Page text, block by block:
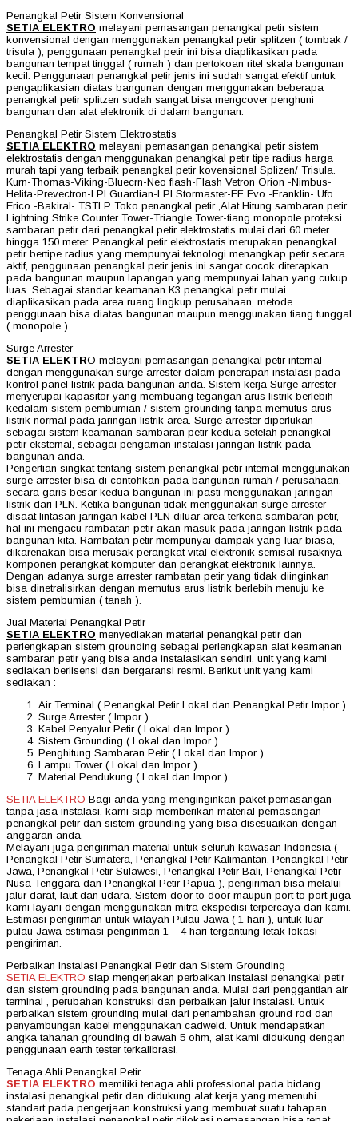
Penangkal Petir Sistem Konvensional
SETIA ELEKTRO melayani pemasangan penangkal petir sistem
konvensional dengan menggunakan penangkal petir splitzen ( tombak /
trisula ), penggunaan penangkal petir ini bisa diaplikasikan pada
bangunan tempat tinggal ( rumah ) dan pertokoan ritel skala bangunan
kecil. Penggunaan penangkal petir jenis ini sudah sangat efektif untuk
pengaplikasian diatas bangunan dengan menggunakan beberapa
penangkal petir splitzen sudah sangat bisa mengcover penghuni
bangunan dan alat elektronik di dalam bangunan.
Penangkal Petir Sistem Elektrostatis
SETIA ELEKTRO melayani pemasangan penangkal petir sistem
elektrostatis dengan menggunakan penangkal petir tipe radius harga
murah tapi yang terbaik penangkal petir kovensional Splizen/ Trisula.
Kurn-Thomas-Viking-Bluecrn-Neo flash-Flash Vetron Orion -Nimbus-
Helita-Prevectron-LPI Guardian-LPI Stormaster-EF Evo -Franklin- Ufo
Erico -Bakiral- TSTLP Toko penangkal petir ,Alat Hitung sambaran petir
Lightning Strike Counter Tower-Triangle Tower-tiang monopole proteksi
sambaran petir dari penangkal petir elektrostatis mulai dari 60 meter
hingga 150 meter. Penangkal petir elektrostatis merupakan penangkal
petir bertipe radius yang mempunyai teknologi menangkap petir secara
aktif, penggunaan penangkal petir jenis ini sangat cocok diterapkan
pada bangunan maupun lapangan yang mempunyai lahan yang cukup
luas. Sebagai standar keamanan K3 penangkal petir mulai
diaplikasikan pada area ruang lingkup perusahaan, metode
penggunaan bisa diatas bangunan maupun menggunakan tiang tunggal
( monopole ).
Surge Arrester
SETIA ELEKTRO melayani pemasangan penangkal petir internal
dengan menggunakan surge arrester dalam penerapan instalasi pada
kontrol panel listrik pada bangunan anda. Sistem kerja Surge arrester
menyerupai kapasitor yang membuang tegangan arus listrik berlebih
kedalam sistem pembumian / sistem grounding tanpa memutus arus
listrik normal pada jaringan listrik area. Surge arrester diperlukan
sebagai sistem keamanan sambaran petir kedua setelah penangkal
petir eksternal, sebagai pengaman instalasi jaringan listrik pada
bangunan anda.
Pengertian singkat tentang sistem penangkal petir internal menggunakan
surge arrester bisa di contohkan pada bangunan rumah / perusahaan,
secara garis besar kedua bangunan ini pasti menggunakan jaringan
listrik dari PLN. Ketika bangunan tidak menggunakan surge arrester
disaat lintasan jaringan kabel PLN diluar area terkena sambaran petir,
hal ini mengacu rambatan petir akan masuk pada jaringan listrik pada
bangunan kita. Rambatan petir mempunyai dampak yang luar biasa,
dikarenakan bisa merusak perangkat vital elektronik semisal rusaknya
komponen perangkat komputer dan perangkat elektronik lainnya.
Dengan adanya surge arrester rambatan petir yang tidak diinginkan
bisa dinetralisirkan dengan memutus arus listrik berlebih menuju ke
sistem pembumian ( tanah ).
Jual Material Penangkal Petir
SETIA ELEKTRO menyediakan material penangkal petir dan
perlengkapan sistem grounding sebagai perlengkapan alat keamanan
sambaran petir yang bisa anda instalasikan sendiri, unit yang kami
sediakan berlisensi dan bergaransi resmi. Berikut unit yang kami
sediakan :
Air Terminal ( Penangkal Petir Lokal dan Penangkal Petir Impor )
Surge Arrester ( Impor )
Kabel Penyalur Petir ( Lokal dan Impor )
Sistem Grounding ( Lokal dan Impor )
Penghitung Sambaran Petir ( Lokal dan Impor )
Lampu Tower ( Lokal dan Impor )
Material Pendukung ( Lokal dan Impor )
SETIA ELEKTRO Bagi anda yang menginginkan paket pemasangan
tanpa jasa instalasi, kami siap memberikan material pemasangan
penangkal petir dan sistem grounding yang bisa disesuaikan dengan
anggaran anda.
Melayani juga pengiriman material untuk seluruh kawasan Indonesia (
Penangkal Petir Sumatera, Penangkal Petir Kalimantan, Penangkal Petir
Jawa, Penangkal Petir Sulawesi, Penangkal Petir Bali, Penangkal Petir
Nusa Tenggara dan Penangkal Petir Papua ), pengiriman bisa melalui
jalur darat, laut dan udara. Sistem door to door maupun port to port juga
kami layani dengan menggunakan mitra ekspedisi terpercaya dari kami.
Estimasi pengiriman untuk wilayah Pulau Jawa ( 1 hari ), untuk luar
pulau Jawa estimasi pengiriman 1 – 4 hari tergantung letak lokasi
pengiriman.
Perbaikan Instalasi Penangkal Petir dan Sistem Grounding
SETIA ELEKTRO siap mengerjakan perbaikan instalasi penangkal petir
dan sistem grounding pada bangunan anda. Mulai dari penggantian air
terminal , perubahan konstruksi dan perbaikan jalur instalasi. Untuk
perbaikan sistem grounding mulai dari penambahan ground rod dan
penyambungan kabel menggunakan cadweld. Untuk mendapatkan
angka tahanan grounding di bawah 5 ohm, alat kami didukung dengan
penggunaan earth tester terkalibrasi.
Tenaga Ahli Penangkal Petir
SETIA ELEKTRO memiliki tenaga ahli professional pada bidang
instalasi penangkal petir dan didukung alat kerja yang memenuhi
standart pada pengerjaan konstruksi yang membuat suatu tahapan